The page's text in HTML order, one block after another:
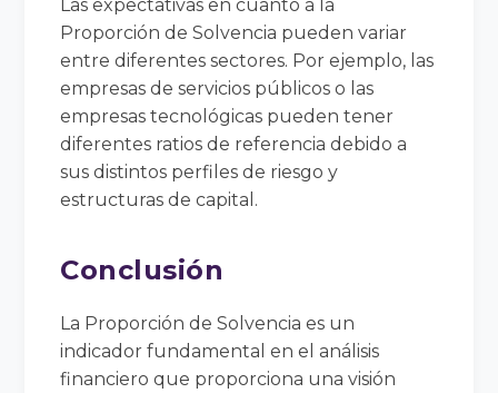
Las expectativas en cuanto a la
Proporción de Solvencia pueden variar
entre diferentes sectores. Por ejemplo, las
empresas de servicios públicos o las
empresas tecnológicas pueden tener
diferentes ratios de referencia debido a
sus distintos perfiles de riesgo y
estructuras de capital.
Conclusión
La Proporción de Solvencia es un
indicador fundamental en el análisis
financiero que proporciona una visión